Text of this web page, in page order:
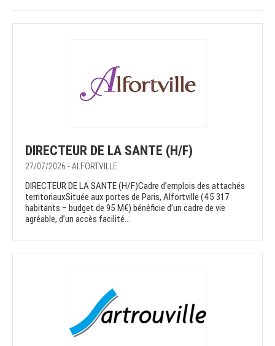
DIRECTEUR DE LA SANTE (H/F)
27/07/2026 - ALFORTVILLE
DIRECTEUR DE LA SANTE (H/F)Cadre d’emplois des attachés
territoriauxSituée aux portes de Paris, Alfortville (45 317
habitants – budget de 95 M€) bénéficie d’un cadre de vie
agréable, d’un accès facilité...